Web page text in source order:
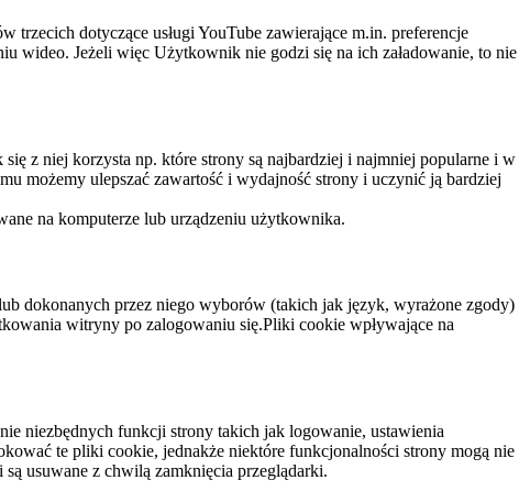
dotyczące usługi YouTube zawierające m.in. preferencje
wideo. Jeżeli więc Użytkownik nie godzi się na ich załadowanie, to nie
z niej korzysta np. które strony są najbardziej i najmniej popularne i w
możemy ulepszać zawartość i wydajność strony i uczynić ją bardziej
na komputerze lub urządzeniu użytkownika.
dokonanych przez niego wyborów (takich jak język, wyrażone zgody)
witryny po zalogowaniu się.Pliki cookie wpływające na
niezbędnych funkcji strony takich jak logowanie, ustawienia
te pliki cookie, jednakże niektóre funkcjonalności strony mogą nie
usuwane z chwilą zamknięcia przeglądarki.